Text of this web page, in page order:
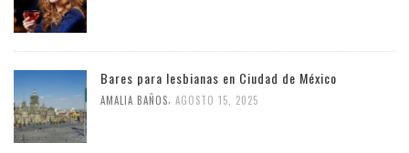
Bares para lesbianas en Ciudad de México
AMALIA BAÑOS AGOSTO 15, 2025